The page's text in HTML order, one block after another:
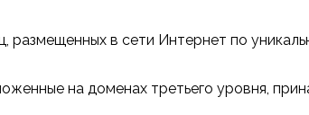
в сети Интернет по
на доменах третьего уровня,